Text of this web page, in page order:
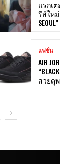
แรกเ
รีส์ใหม่
SEOUL”
แฟชั่น
AIR
สวยดุ